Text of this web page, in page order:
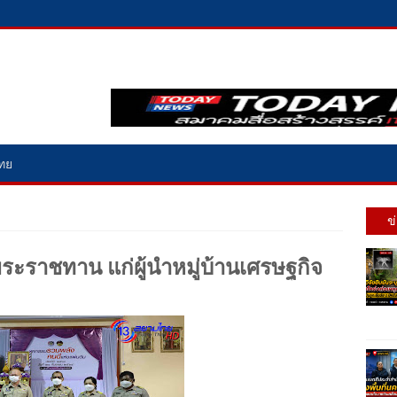
ย
ะราชทาน แก่ผู้นำหมู่บ้านเศรษฐกิจ